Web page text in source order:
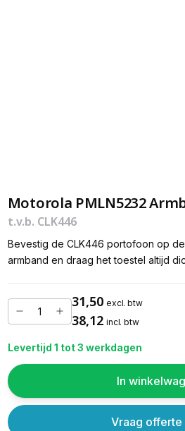
Motorola PMLN5232
t.v.b. CLK446
Bevestig de CLK446 portofoon op
armband en draag het toestel altijd
31,50 excl. btw
38,12 incl. btw
Levertijd 1 tot 3 werkdagen
In
Vraag offerte